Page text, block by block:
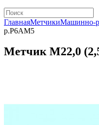
ГлавнаяМетчикиМашинно-
р.Р6АМ5
Метчик М22,0